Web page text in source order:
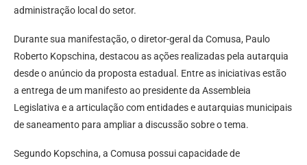
administração local do setor.
Durante sua manifestação, o diretor-geral da Comusa, Paulo
Roberto Kopschina, destacou as ações realizadas pela autarquia
desde o anúncio da proposta estadual. Entre as iniciativas estão
a entrega de um manifesto ao presidente da Assembleia
Legislativa e a articulação com entidades e autarquias municipais
de saneamento para ampliar a discussão sobre o tema.
Segundo Kopschina, a Comusa possui capacidade de